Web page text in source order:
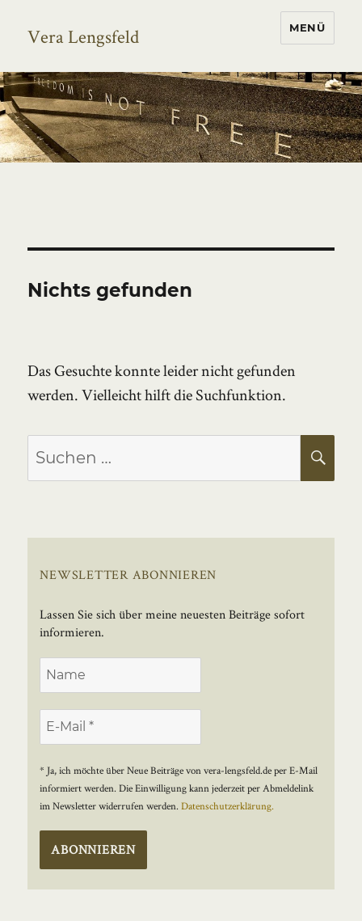
Vera Lengsfeld MENÜ
Nichts gefunden
Das Gesuchte konnte leider nicht gefunden
werden. Vielleicht hilft die Suchfunktion.
Suchen
nach:
NEWSLETTER ABONNIEREN
Lassen Sie sich über meine neuesten Beiträge sofort
informieren.
* Ja, ich möchte über Neue Beiträge von vera-lengsfeld.de per E-Mail
informiert werden. Die Einwilligung kann jederzeit per Abmeldelink
im Newsletter widerrufen werden.Datenschutzerklärung.